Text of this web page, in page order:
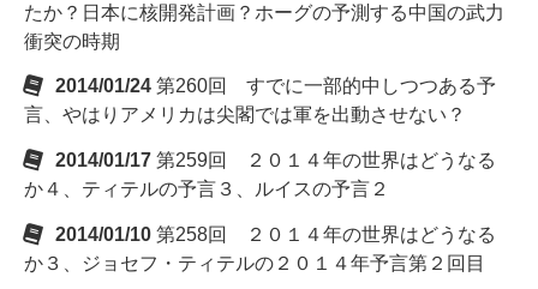
たか？日本に核開発計画？ホーグの予測する中国の武力
衝突の時期
2014/01/24 第260回 すでに一部的中しつつある予
言、やはりアメリカは尖閣では軍を出動させない？
2014/01/17 第259回 ２０１４年の世界はどうなる
か４、ティテルの予言３、ルイスの予言２
2014/01/10 第258回 ２０１４年の世界はどうなる
か３、ジョセフ・ティテルの２０１４年予言第２回目